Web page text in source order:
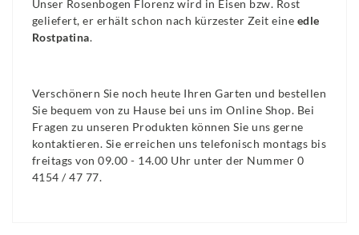
Unser Rosenbogen Florenz wird in Eisen bzw. Rost
geliefert, er erhält schon nach kürzester Zeit eine edle
Rostpatina.
Verschönern Sie noch heute Ihren Garten und bestellen
Sie bequem von zu Hause bei uns im Online Shop. Bei
Fragen zu unseren Produkten können Sie uns gerne
kontaktieren. Sie erreichen uns telefonisch montags bis
freitags von 09.00 - 14.00 Uhr unter der Nummer 0
4154 / 47 77.